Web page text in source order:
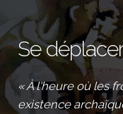
Se
« À l'heure où les
existence